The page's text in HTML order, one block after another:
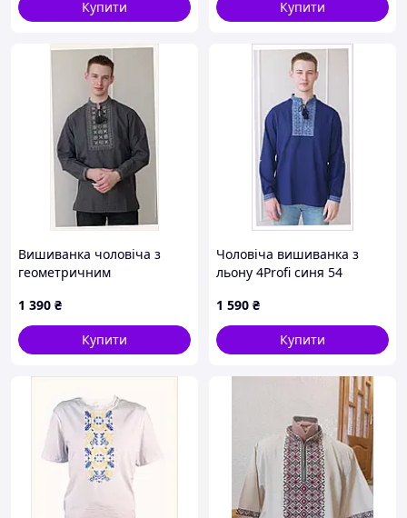
Купити
Купити
Вишиванка чоловіча з
геометричним
HA8613901T
1 390 ₴
Купити
Чоловіча вишиванка з
льону 4Profi синя 54
1 590 ₴
Купити